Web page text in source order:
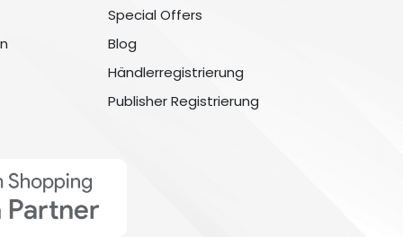
Special Offers
Blog
Händlerregistrierung
Publisher Registrierung